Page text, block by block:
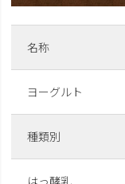
名称
ヨーグルト
種類別
はっ酵乳